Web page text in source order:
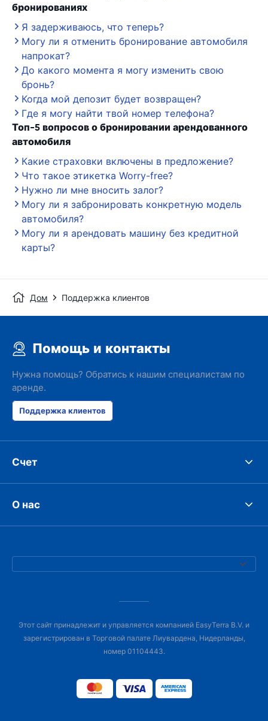
бронированиях
Я задерживаюсь, что теперь?
Могу ли я отменить бронирование автомобиля
напрокат?
До какого момента я могу изменить свою
бронь?
Когда мой депозит будет возвращен?
Где я могу найти твой номер телефона?
Топ-5 вопросов о бронировании арендованного
автомобиля
Какие страховки включены в предложение?
Что такое этикетка Worry-free?
Нужно ли мне вносить залог?
Могу ли я забронировать конкретную модель
автомобиля?
Могу ли я арендовать машину без кредитной
карты?
Дом Поддержка клиентов
Помощь и контакты
Нужна помощь? Обратись к нашим специалистам по
аренде.
Поддержка клиентов
Счет
О нас
Этот сайт принадлежит и управляется компанией EasyTerra B.V. и
зарегистрирован в Торговой палате Лиувардена, Нидерланды,
номер 01104443.